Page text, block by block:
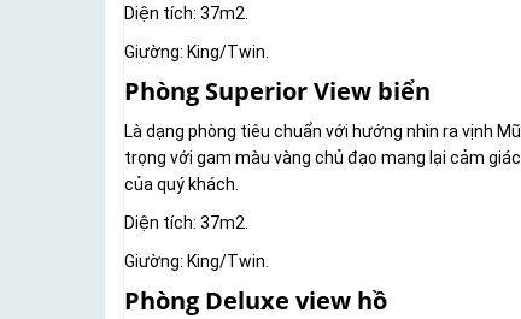
Diện tích: 37m2.
Giường: King/Twin.
Phòng Superior View biển
Là dạng phòng tiêu chuẩn với hướng nhìn ra vịnh
trọng với gam màu vàng chủ đạo mang lại cảm
của quý khách.
Diện tích: 37m2.
Giường: King/Twin.
Phòng Deluxe view hồ